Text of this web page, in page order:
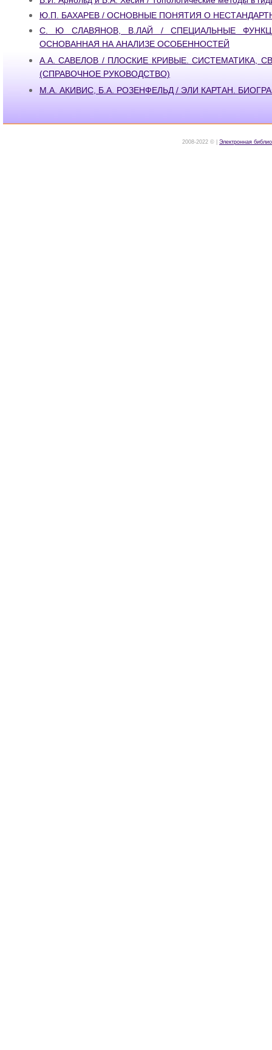
Ю.П. БАХАРЕВ / ОСНОВНЫЕ ПОНЯТИЯ О
С. Ю СЛАВЯНОВ, В.ЛАЙ / СПЕЦИАЛЬНЫЕ
ОСНОВАННАЯ НА АНАЛИЗЕ ОСОБЕННОСТЕЙ
А.А. САВЕЛОВ / ПЛОСКИЕ КРИВЫЕ. СИСТЕМАТИКА,
(СПРАВОЧНОЕ РУКОВОДСТВО)
М.А. АКИВИС, Б.А. РОЗЕНФЕЛЬД / ЭЛИ КАРТАН.
2008-2022 © | Электронная